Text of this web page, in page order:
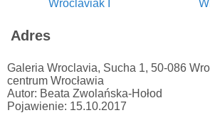
Wroclaviak I
Adres
Galeria Wroclavia, Sucha 1, 50-086
centrum Wrocławia
Autor: Beata Zwolańska-Hołod
Pojawienie: 15.10.2017